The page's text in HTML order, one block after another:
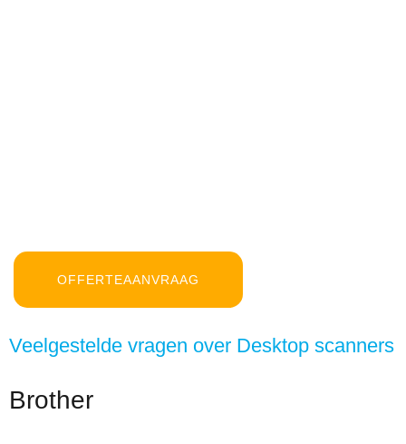
OFFERTEAANVRAAG
Veelgestelde vragen over Desktop scanners
Brother